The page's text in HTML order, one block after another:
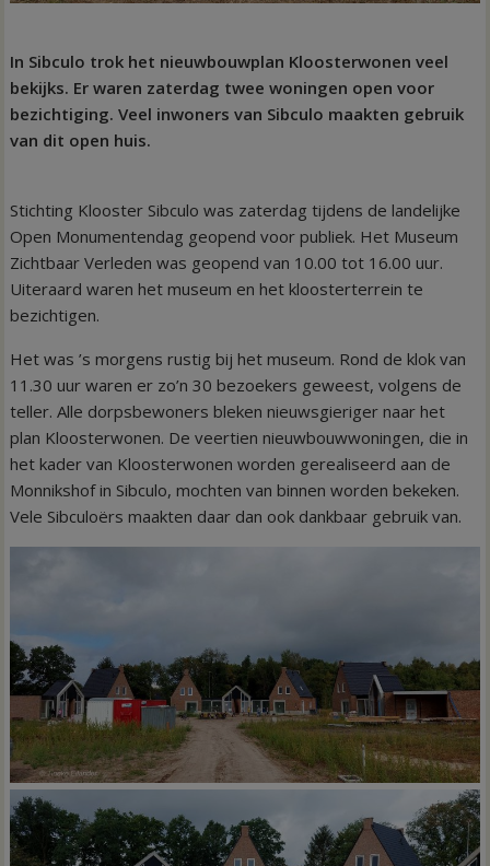
In Sibculo trok het nieuwbouwplan Kloosterwonen veel
bekijks. Er waren zaterdag twee woningen open voor
bezichtiging. Veel inwoners van Sibculo maakten gebruik
van dit open huis.
Stichting Klooster Sibculo was zaterdag tijdens de landelijke
Open Monumentendag geopend voor publiek. Het Museum
Zichtbaar Verleden was geopend van 10.00 tot 16.00 uur.
Uiteraard waren het museum en het kloosterterrein te
bezichtigen.
Het was ’s morgens rustig bij het museum. Rond de klok van
11.30 uur waren er zo’n 30 bezoekers geweest, volgens de
teller. Alle dorpsbewoners bleken nieuwsgieriger naar het
plan Kloosterwonen. De veertien nieuwbouwwoningen, die in
het kader van Kloosterwonen worden gerealiseerd aan de
Monnikshof in Sibculo, mochten van binnen worden bekeken.
Vele Sibculoërs maakten daar dan ook dankbaar gebruik van.